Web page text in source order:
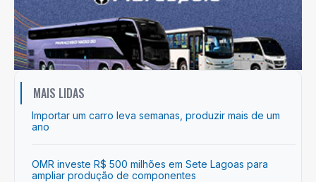
MAIS LIDAS
Importar um carro leva semanas, produzir mais de um
ano
OMR investe R$ 500 milhões em Sete Lagoas para
ampliar produção de componentes